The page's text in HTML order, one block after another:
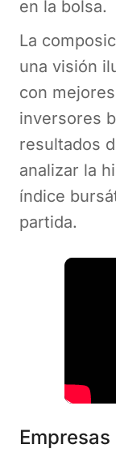
en la bolsa.
La
una visión
con
inversores
resultados
analizar la
índice
partida.